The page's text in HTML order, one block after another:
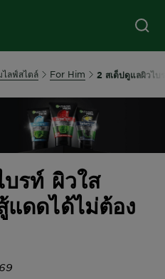
ไลฟ์สไตล์ For Him 2 สเต็ปดูแลผิวไบ
รท์ ผิวใส
แดดได้ไม่ต้อง